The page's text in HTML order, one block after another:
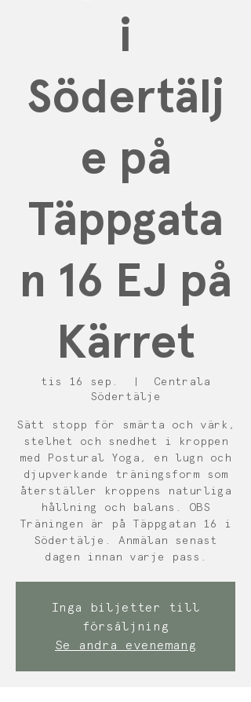
i
Södertälj
e på
Täppgata
n 16 EJ på
Kärret
tis 16 sep.
Centrala
Södertälje
Sätt stopp för smärta och värk,
stelhet och snedhet i kroppen
med Postural Yoga, en lugn och
djupverkande träningsform som
återställer kroppens naturliga
hållning och balans. OBS
Träningen är på Täppgatan 16 i
Södertälje. Anmälan senast
dagen innan varje pass.
Inga biljetter till
försäljning
Se andra evenemang